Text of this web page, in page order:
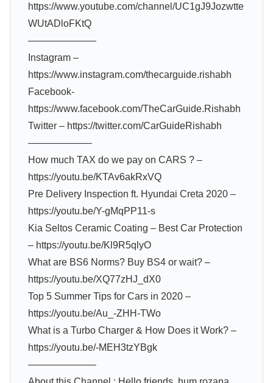
https://www.youtube.com/channel/UC1gJ9Jozwtte
WUtADloFKtQ
———————
Instagram –
https://www.instagram.com/thecarguide.rishabh
Facebook-
https://www.facebook.com/TheCarGuide.Rishabh
Twitter – https://twitter.com/CarGuideRishabh
——————–
How much TAX do we pay on CARS ? –
https://youtu.be/KTAv6akRxVQ
Pre Delivery Inspection ft. Hyundai Creta 2020 –
https://youtu.be/Y-gMqPP11-s
Kia Seltos Ceramic Coating – Best Car Protection
– https://youtu.be/Kl9R5qlyO
What are BS6 Norms? Buy BS4 or wait? –
https://youtu.be/XQ77zHJ_dX0
Top 5 Summer Tips for Cars in 2020 –
https://youtu.be/Au_-ZHH-TWo
What is a Turbo Charger & How Does it Work? –
https://youtu.be/-MEH3tzYBgk
———————